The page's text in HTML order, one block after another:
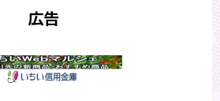
広告